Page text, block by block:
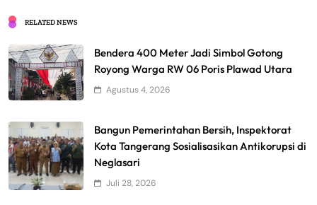
RELATED NEWS
Bendera 400 Meter Jadi Simbol Gotong
Royong Warga RW 06 Poris Plawad Utara
Agustus 4, 2026
Bangun Pemerintahan Bersih, Inspektorat
Kota Tangerang Sosialisasikan Antikorupsi di
Neglasari
Juli 28, 2026